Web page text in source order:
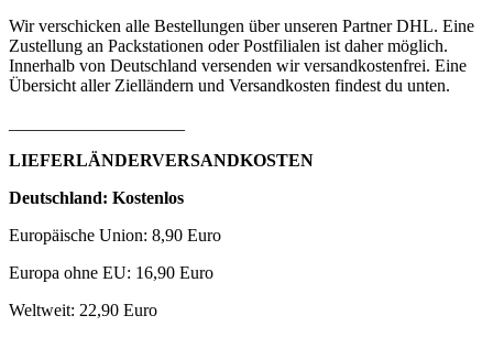
Wir verschicken alle Bestellungen über unseren Partner DHL. Eine
Zustellung an Packstationen oder Postfilialen ist daher möglich.
Innerhalb von Deutschland versenden wir versandkostenfrei. Eine
Übersicht aller Zielländern und Versandkosten findest du unten.
LIEFERLÄNDERVERSANDKOSTEN
Deutschland: Kostenlos
Europäische Union: 8,90 Euro
Europa ohne EU: 16,90 Euro
Weltweit: 22,90 Euro